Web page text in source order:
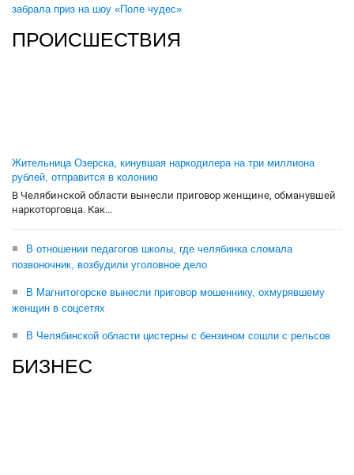
забрала приз на шоу «Поле чудес»
ПРОИСШЕСТВИЯ
Жительница Озерска, кинувшая наркодилера на три миллиона
рублей, отправится в колонию
В Челябинской области вынесли приговор женщине, обманувшей
наркоторговца. Как...
В отношении педагогов школы, где челябинка сломала
позвоночник, возбудили уголовное дело
В Магнитогорске вынесли приговор мошеннику, охмурявшему
женщин в соцсетях
В Челябинской области цистерны с бензином сошли с рельсов
БИЗНЕС